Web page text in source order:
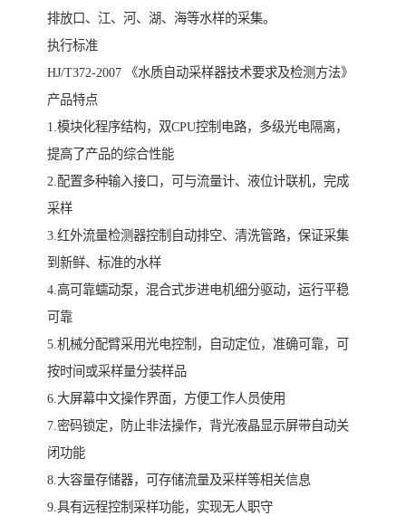
排放口、江、河、湖、海等水样的采集。
执行标准
HJ/T372-2007 《水质自动采样器技术要求及检测方法》
产品特点
1.模块化程序结构，双CPU控制电路，多级光电隔离，
提高了产品的综合性能
2.配置多种输入接口，可与流量计、液位计联机，完成
采样
3.红外流量检测器控制自动排空、清洗管路，保证采集
到新鲜、标准的水样
4.高可靠蠕动泵，混合式步进电机细分驱动，运行平稳
可靠
5.机械分配臂采用光电控制，自动定位，准确可靠，可
按时间或采样量分装样品
6.大屏幕中文操作界面，方便工作人员使用
7.密码锁定，防止非法操作，背光液晶显示屏带自动关
闭功能
8.大容量存储器，可存储流量及采样等相关信息
9.具有远程控制采样功能，实现无人职守